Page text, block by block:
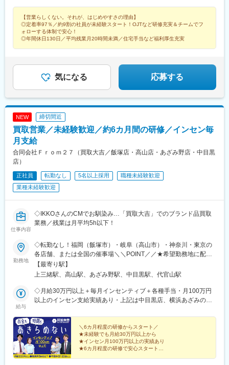
能！※転勤については毎年「転勤考慮事由調査」を実施して社員の
家族事情や希望に配慮しています。＜北海道・東北地区＞北海
道、宮城県、福島県＜関東・甲信越地区＞新潟県、石川県、栃木
県、群馬県、埼玉県、千葉県、東京都、神奈川県＜東海地区＞静
県、大分県、熊本県、鹿児島県、長崎県、沖縄県
府)、弁天町駅、中百舌鳥駅、長田駅(神戸市営)、手柄駅、備前西
市駅、舟入川口町駅、高城駅、城野駅(日豊本線)、貝塚駅(福岡
県)、福大前駅、久留米高校前駅、道ノ尾駅、南熊本駅、南鹿児島
駅前駅、赤嶺駅、磯部駅(石川県)、千住大橋駅、志村坂上駅、世田
駅、舟入幸町駅、片野駅、南鹿児島駅、三口駅、三ノ輪橋駅、南
太田駅、上沢駅、涙橋駅
【営業らしくない。それが、はじめやすさの理由】
◎定着率97％／約9割の社員が未経験スタート！OJTなど研修充実＆チームでフ
ォローする体制で安心！
◎年間休日130日／平均残業月20時間未満／住宅手当など福利厚生充実
気になる 応募する
NEW 締切間近
買取営業／未経験歓迎／約6カ月間の研修／インセン毎
月支給
合同会社Ｆｒｏｍ２７（買取大吉／飯塚店・高山店・あざみ野店・中目黒
店）
正社員 転勤なし 5名以上採用
職種未経験歓迎
業種未経験歓迎
仕事内容
◇IKKOさんのCMでお馴染み…「買取大吉」でのブランド品買取
業務／残業は月平均5h以下！
勤務地
◇転勤なし！福岡（飯塚市）・岐阜（高山市）・神奈川・東京の
各店舗、または全国の催事場＼＼POINT／／★希望勤務地に配属
★U・Iターン歓迎★飯塚・高山はオープニングスタッフ募集★飯
塚店、高山店はマイカー通勤OK★催事担当は直行直帰OK（1）店
福岡県飯塚市有安429-1・新飯塚駅より車で11分■買取大吉 高山
駅前店・岐阜県高山市昭和町1-320 佐古ビル1階・高山駅より徒
野1-3-3 第2金子ハイツ1F・あざみ野駅より徒歩2分■買取大吉 中
目黒駅前店東京都目黒区上目黒1-17-8 細田ビル1F・中目黒駅より
徒歩3分（2）催事 ※直行直帰OK■勤務エリアは全国一都三県を
中心に、各地のスーパーマーケットや商業施設、ホームセンター
のイベントブースでのお仕事です。
【最寄り駅】
上三緒駅、高山駅、あざみ野駅、中目黒駅、代官山駅
給与
◇月給30万円以上＋毎月インセンティブ＋各種手当・月100万円
以上のインセン支給実績あり・上記は中目黒店、横浜あざみの店
毎月インセンティブ＋各種手当になります。※給与は経験・能力を
考慮の上で決定します。＼豊かな経験をお持ちの方は優遇／◇月
給35万円以上＋毎月インセンティブ＋各種手当※給与は経験・能
力を考慮の上で決定します。【年収例】年収1200万円／入社3年
目／インセンティブ月50万円以上年収550万円／入社1年目／イン
＼6カ月程度の研修からスタート／
★未経験でも月給30万円以上から
★インセン月100万円以上の実績あり
★6カ月程度の研修で安心スタート